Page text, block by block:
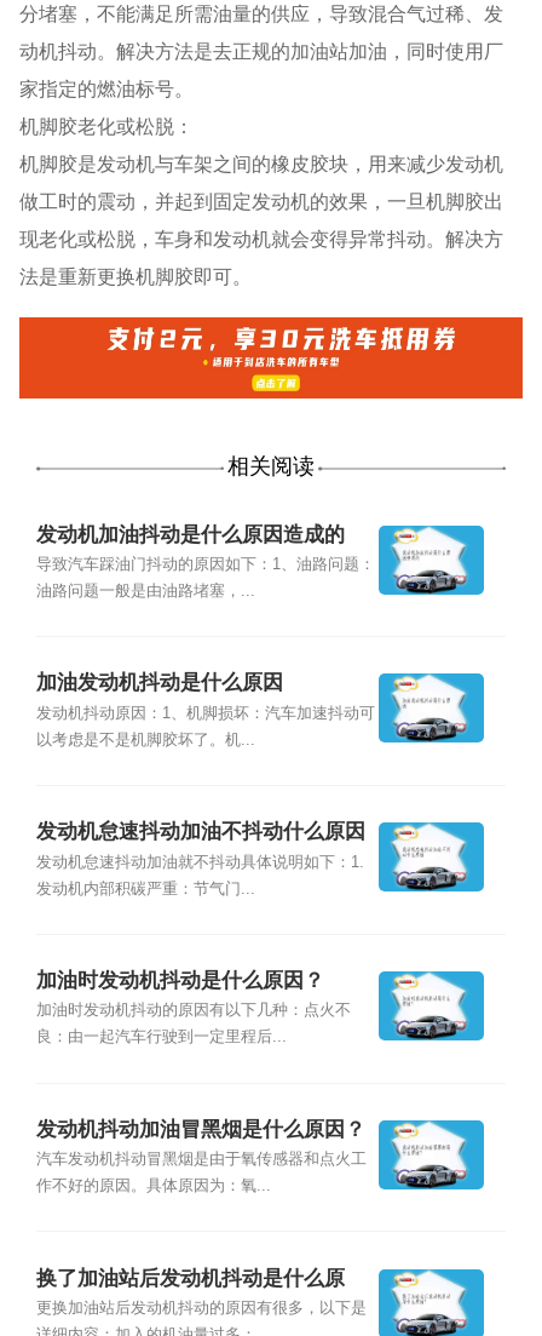
分堵塞，不能满足所需油量的供应，导致混合气过稀、发
动机抖动。解决方法是去正规的加油站加油，同时使用厂
家指定的燃油标号。
机脚胶老化或松脱：
机脚胶是发动机与车架之间的橡皮胶块，用来减少发动机
做工时的震动，并起到固定发动机的效果，一旦机脚胶出
现老化或松脱，车身和发动机就会变得异常抖动。解决方
法是重新更换机脚胶即可。
相关阅读
发动机加油抖动是什么原因造成的
导致汽车踩油门抖动的原因如下：1、油路问题：
油路问题一般是由油路堵塞，...
加油发动机抖动是什么原因
发动机抖动原因：1、机脚损坏：汽车加速抖动可
以考虑是不是机脚胶坏了。机...
发动机怠速抖动加油不抖动什么原因
发动机怠速抖动加油就不抖动具体说明如下：1.
发动机内部积碳严重：节气门...
加油时发动机抖动是什么原因？
加油时发动机抖动的原因有以下几种：点火不
良：由一起汽车行驶到一定里程后...
发动机抖动加油冒黑烟是什么原因？
汽车发动机抖动冒黑烟是由于氧传感器和点火工
作不好的原因。具体原因为：氧...
换了加油站后发动机抖动是什么原
因？
更换加油站后发动机抖动的原因有很多，以下是